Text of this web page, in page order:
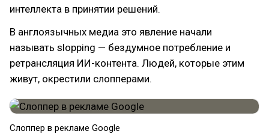
интеллекта в принятии решений.
В англоязычных медиа это явление начали
называть slopping — бездумное потребление и
ретрансляция ИИ-контента. Людей, которые этим
живут, окрестили слопперами.
Слоппер в рекламе Google